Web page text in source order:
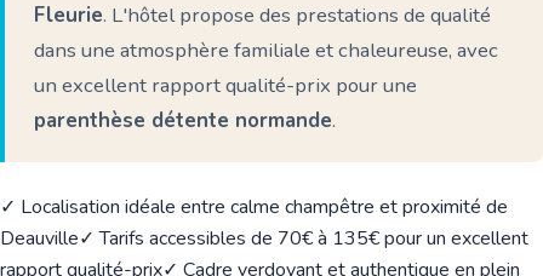
Fleurie. L'hôtel propose des prestations de qualité
dans une atmosphère familiale et chaleureuse, avec
un excellent rapport qualité-prix pour une
parenthèse détente normande.
✓ Localisation idéale entre calme champêtre et proximité de
Deauville✓ Tarifs accessibles de 70€ à 135€ pour un excellent
rapport qualité-prix✓ Cadre verdoyant et authentique en plein